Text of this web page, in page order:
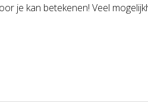
je kan betekenen! Veel